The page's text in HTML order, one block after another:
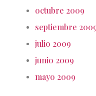
octubre 2009
septiembre
julio 2009
junio 2009
mayo 2009